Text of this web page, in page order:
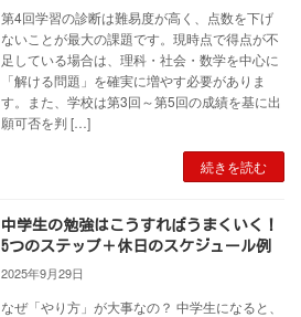
第4回学習の診断は難易度が高く、点数を下げ
ないことが最大の課題です。現時点で得点が不
足している場合は、理科・社会・数学を中心に
「解ける問題」を確実に増やす必要がありま
す。また、学校は第3回～第5回の成績を基に出
願可否を判 […]
続きを読む
中学生の勉強はこうすればうまくいく！
5つのステップ＋休日のスケジュール例
2025年9月29日
なぜ「やり方」が大事なの？ 中学生になると、